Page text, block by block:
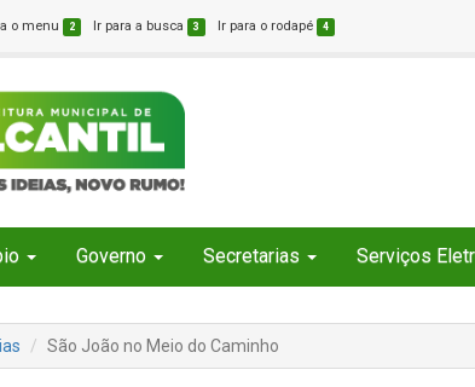
o menu 2 Ir para a busca 3 Ir para o rodapé 4
Governo Secretarias Serviços
São João no Meio do Caminho